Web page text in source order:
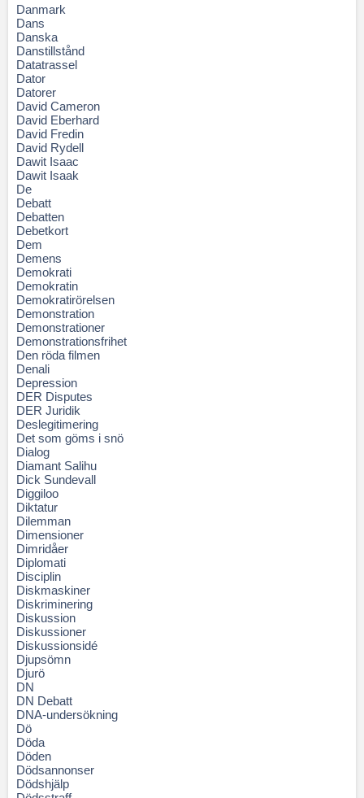
Danmark
Dans
Danska
Danstillstånd
Datatrassel
Dator
Datorer
David Cameron
David Eberhard
David Fredin
David Rydell
Dawit Isaac
Dawit Isaak
De
Debatt
Debatten
Debetkort
Dem
Demens
Demokrati
Demokratin
Demokratirörelsen
Demonstration
Demonstrationer
Demonstrationsfrihet
Den röda filmen
Denali
Depression
DER Disputes
DER Juridik
Deslegitimering
Det som göms i snö
Dialog
Diamant Salihu
Dick Sundevall
Diggiloo
Diktatur
Dilemman
Dimensioner
Dimridåer
Diplomati
Disciplin
Diskmaskiner
Diskriminering
Diskussion
Diskussioner
Diskussionsidé
Djupsömn
Djurö
DN
DN Debatt
DNA-undersökning
Dö
Döda
Döden
Dödsannonser
Dödshjälp